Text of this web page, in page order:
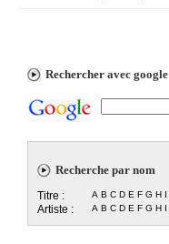
Rechercher avec google
Recherche par nom
Titre : A B C D E F G H I
Artiste : A B C D E F G H I